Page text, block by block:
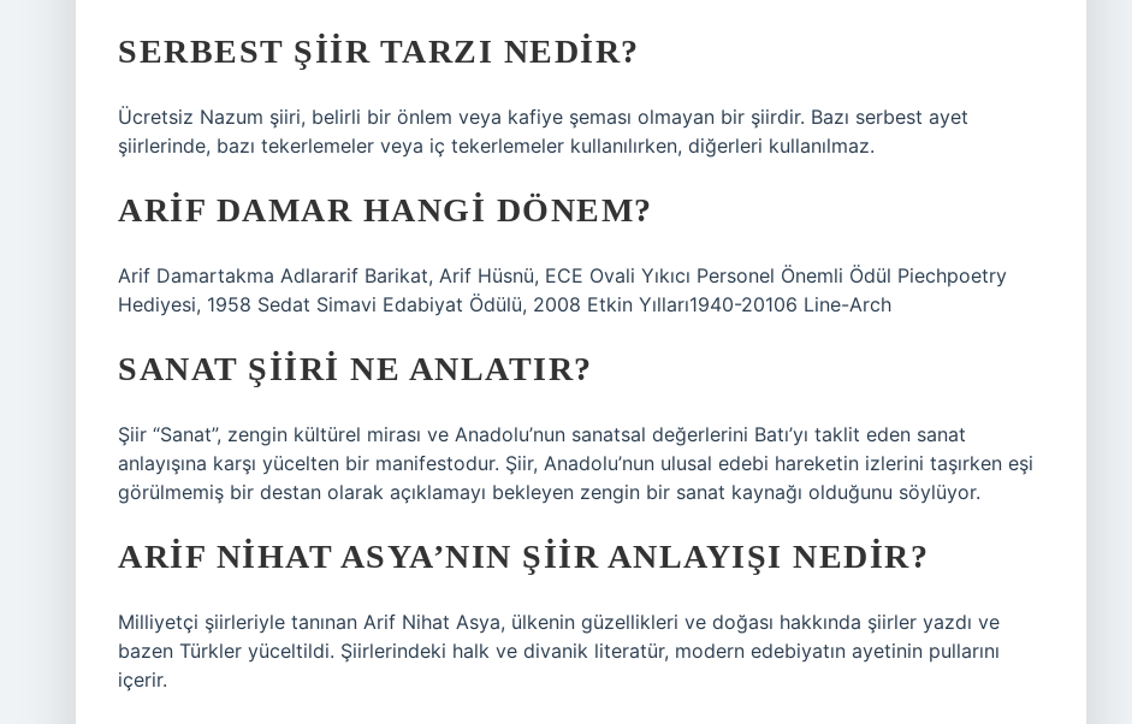
SERBEST ŞIIR TARZI NEDIR?
Ücretsiz Nazum şiiri, belirli bir önlem veya kafiye şeması olmayan bir şiirdir. Bazı serbest ayet
şiirlerinde, bazı tekerlemeler veya iç tekerlemeler kullanılırken, diğerleri kullanılmaz.
ARIF DAMAR HANGI DÖNEM?
Arif Damartakma Adlararif Barikat, Arif Hüsnü, ECE Ovali Yıkıcı Personel Önemli Ödül Piechpoetry
Hediyesi, 1958 Sedat Simavi Edabiyat Ödülü, 2008 Etkin Yılları1940-20106 Line-Arch
SANAT ŞIIRI NE ANLATIR?
Şiir “Sanat”, zengin kültürel mirası ve Anadolu’nun sanatsal değerlerini Batı’yı taklit eden sanat
anlayışına karşı yücelten bir manifestodur. Şiir, Anadolu’nun ulusal edebi hareketin izlerini taşırken eşi
görülmemiş bir destan olarak açıklamayı bekleyen zengin bir sanat kaynağı olduğunu söylüyor.
ARIF NIHAT ASYA’NIN ŞIIR ANLAYIŞI NEDIR?
Milliyetçi şiirleriyle tanınan Arif Nihat Asya, ülkenin güzellikleri ve doğası hakkında şiirler yazdı ve
bazen Türkler yüceltildi. Şiirlerindeki halk ve divanik literatür, modern edebiyatın ayetinin pullarını
içerir.